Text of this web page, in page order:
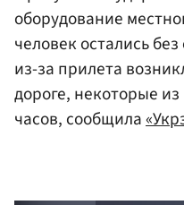
оборудование
человек остались
из-за прилета
дороге, некоторые
часов, сообщила